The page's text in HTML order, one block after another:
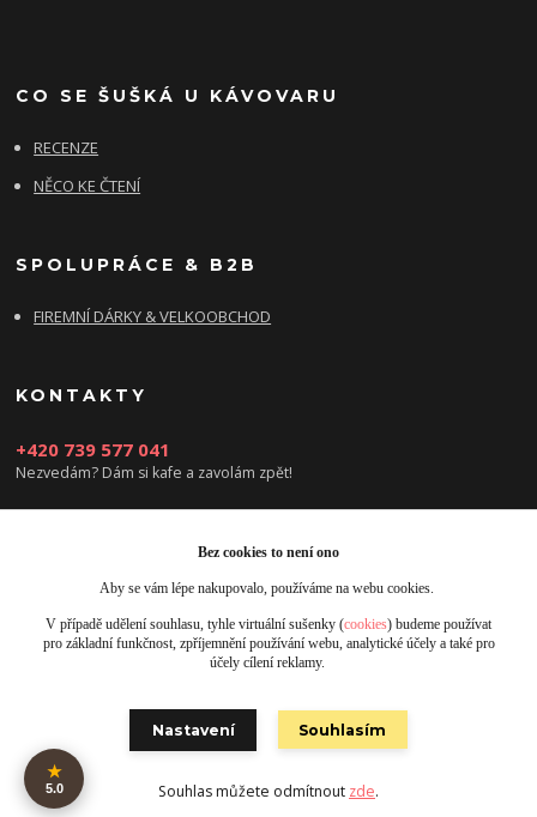
★
5.0
CO SE ŠUŠKÁ U KÁVOVARU
RECENZE
NĚCO KE ČTENÍ
SPOLUPRÁCE & B2B
FIREMNÍ DÁRKY & VELKOOBCHOD
KONTAKTY
+420 739 577 041
Nezvedám? Dám si kafe a zavolám zpět!
info@damsikafe.cz
Obrázky jsou pouze ilustrativní © 2025 Designed by Damsikafe.cz
Vytvořeno na
Eshop-rychle.cz
Bez cookies to není ono
Aby se vám lépe nakupovalo, používáme na webu cookies.
V případě udělení souhlasu, tyhle virtuální sušenky (cookies) budeme používat
pro základní funkčnost, zpříjemnění používání webu, analytické účely a také pro
účely cílení reklamy.
Nastavení Souhlasím
Souhlas můžete odmítnout zde.